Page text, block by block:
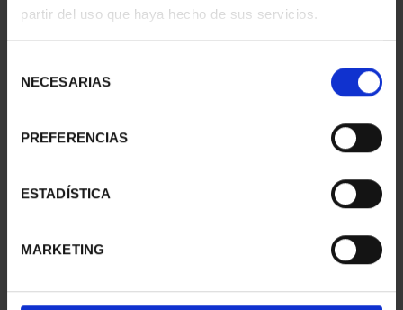
partir del uso que haya hecho de sus servicios.
NECESARIAS
PREFERENCIAS
ESTADÍSTICA
MARKETING
- PONTEVEDRA
73,00 €
- HUELVA